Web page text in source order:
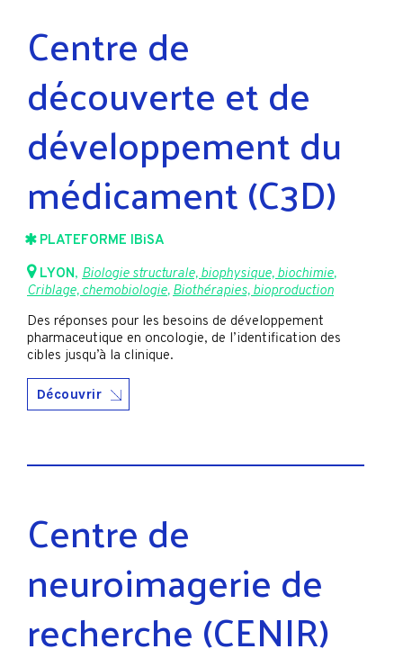
Centre de
découverte et de
développement du
médicament (C3D)
PLATEFORME IBiSA
LYON, Biologie structurale, biophysique, biochimie,
Criblage, chemobiologie, Biothérapies, bioproduction
Des réponses pour les besoins de développement
pharmaceutique en oncologie, de l’identification des
cibles jusqu’à la clinique.
Découvrir
Centre de
neuroimagerie de
recherche (CENIR)